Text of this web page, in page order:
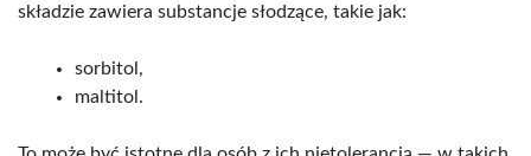
składzie zawiera substancje słodzące, takie jak:
sorbitol,
maltitol.